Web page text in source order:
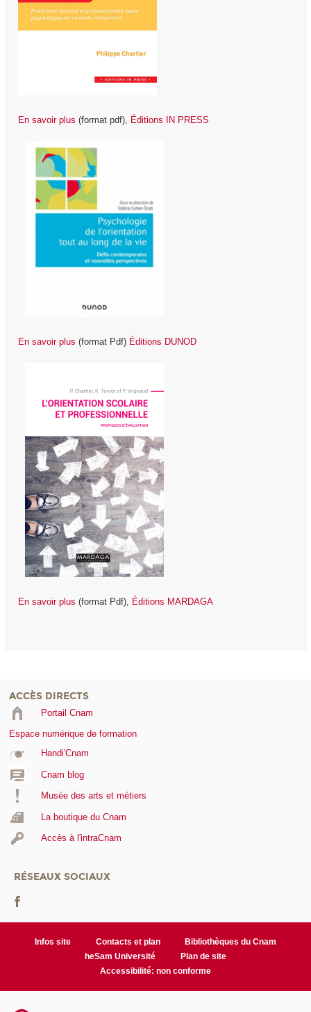
En savoir plus (format pdf), Éditions IN PRESS
En savoir plus (format Pdf) Éditions DUNOD
En savoir plus (format Pdf), Éditions MARDAGA
ACCÈS DIRECTS
Portail Cnam
Espace numérique de formation
Handi'Cnam
Cnam blog
Musée des arts et métiers
La boutique du Cnam
Accès à l'intraCnam
RÉSEAUX SOCIAUX
Infos site Contacts et plan
Bibliothèques du Cnam
heSam Université
Plan de site
Accessibilité: non conforme